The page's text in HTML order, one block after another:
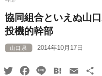
協同組合といえぬ山
投機的幹部
山口県 2014年10月17日
TwitterFacebook
Line HatenaEmail